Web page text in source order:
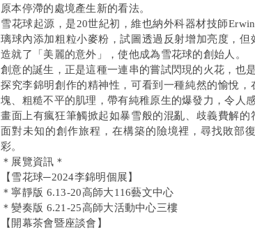
原本停滯的處境產生新的看法。
雪花球起源，是20世紀初，維也納外科器材技師
璃球內添加粗粒小麥粉，試圖透過反射增加亮度，
造就了「美麗的意外」，使他成為雪花球的創始人。
創意的誕生，正是這種一連串的嘗試閃現的火花，也
探究李錦明創作的精神性，可看到一種純然的愉悅
塊、粗糙不平的肌理，帶有純稚原生的爆發力，令人
畫面上有瘋狂筆觸掀起如暴雪般的混亂、歧義費解
面對未知的創作旅程，在構築的險境裡，尋找敗部
彩。
＊展覽資訊＊
【雪花球─2024李錦明個展】
＊寧靜版 6.13-20高師大116藝文中心
＊變奏版 6.21-25高師大活動中心三樓
【開幕茶會暨座談會】